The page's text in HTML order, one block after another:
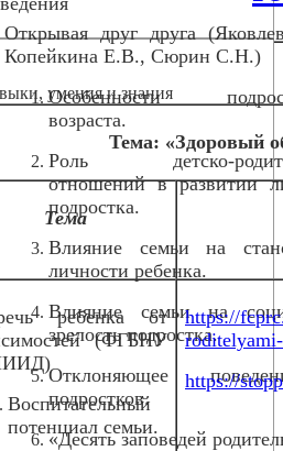
Открывая друг друга
Копейкина Е.В., Сюрин С.Н.)
Особенности
возраста.
Роль детско-
отношений в развитии
подростка.
Влияние семьи на
личности ребенка.
Влияние семьи на
зрелость подростка.
Отклоняющее
подростков.
«Десять заповедей
умения и знания
Тема: «Здоровый
Тема
ребенка от
(ФГБНУ
Воспитательный
потенциал семьи.
https://
https://